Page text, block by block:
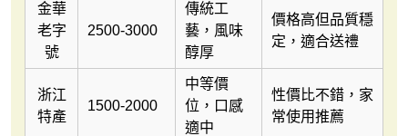
金華
老字
號
2500-3000
傳統工
藝，風味
醇厚
價格高但品質穩
定，適合送禮
浙江
特產
1500-2000
中等價
位，口感
適中
性價比不錯，家
常使用推薦